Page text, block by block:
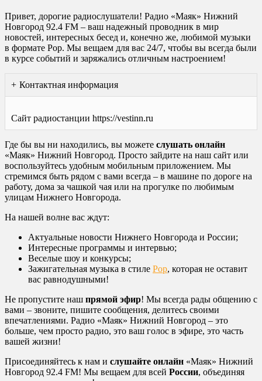
Привет, дорогие радиослушатели! Радио «Маяк» Нижний
Новгород 92.4 FM – ваш надежный проводник в мир
новостей, интересных бесед и, конечно же, любимой музыки
в формате Pop. Мы вещаем для вас 24/7, чтобы вы всегда были
в курсе событий и заряжались отличным настроением!
Контактная информация
Сайт радиостанции https://vestinn.ru
Где бы вы ни находились, вы можете слушать онлайн
«Маяк» Нижний Новгород. Просто зайдите на наш сайт или
воспользуйтесь удобным мобильным приложением. Мы
стремимся быть рядом с вами всегда – в машине по дороге на
работу, дома за чашкой чая или на прогулке по любимым
улицам Нижнего Новгорода.
На нашей волне вас ждут:
Актуальные новости Нижнего Новгорода и России;
Интересные программы и интервью;
Веселые шоу и конкурсы;
Зажигательная музыка в стиле Pop, которая не оставит
вас равнодушными!
Не пропустите наш прямой эфир! Мы всегда рады общению с
вами – звоните, пишите сообщения, делитесь своими
впечатлениями. Радио «Маяк» Нижний Новгород – это
больше, чем просто радио, это ваш голос в эфире, это часть
вашей жизни!
Присоединяйтесь к нам и слушайте онлайн «Маяк» Нижний
Новгород 92.4 FM! Мы вещаем для всей России, объединяя